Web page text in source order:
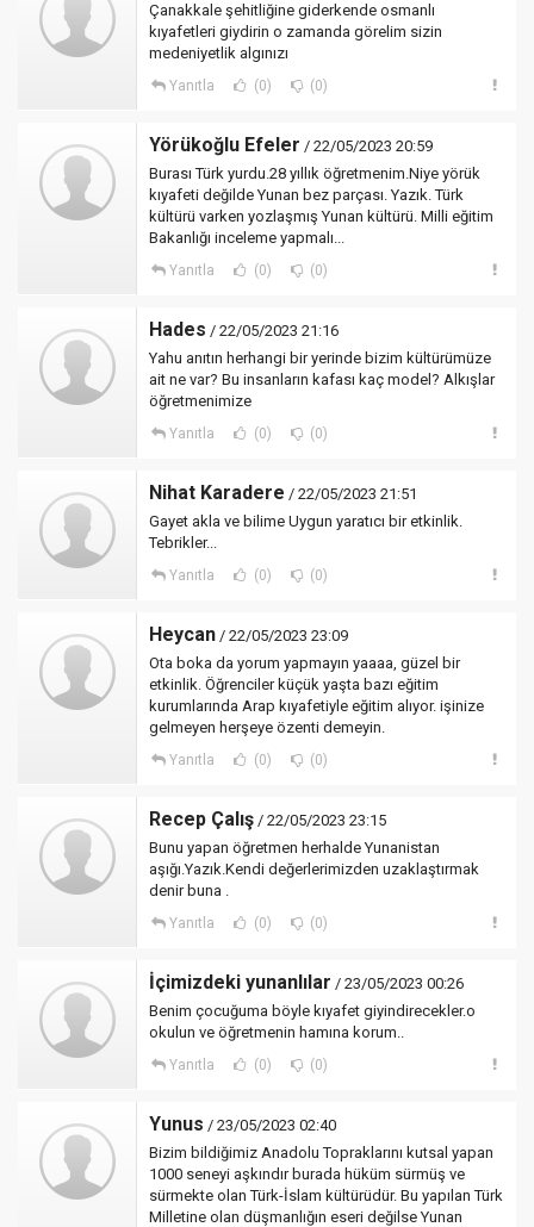
Çanakkale şehitliğine giderkende osmanlı
kıyafetleri giydirin o zamanda görelim sizin
medeniyetlik algınızı
Yanıtla (0) (0)
Yörükoğlu Efeler / 22/05/2023 20:59
Burası Türk yurdu.28 yıllık öğretmenim.Niye yörük
kıyafeti değilde Yunan bez parçası. Yazık. Türk
kültürü varken yozlaşmış Yunan kültürü. Milli eğitim
Bakanlığı inceleme yapmalı...
Yanıtla (0) (0)
Hades / 22/05/2023 21:16
Yahu anıtın herhangi bir yerinde bizim kültürümüze
ait ne var? Bu insanların kafası kaç model? Alkışlar
öğretmenimize
Yanıtla (0) (0)
Nihat Karadere / 22/05/2023 21:51
Gayet akla ve bilime Uygun yaratıcı bir etkinlik.
Tebrikler...
Yanıtla (0) (0)
Heycan / 22/05/2023 23:09
Ota boka da yorum yapmayın yaaaa, güzel bir
etkinlik. Öğrenciler küçük yaşta bazı eğitim
kurumlarında Arap kıyafetiyle eğitim alıyor. işinize
gelmeyen herşeye özenti demeyin.
Yanıtla (0) (0)
Recep Çalış / 22/05/2023 23:15
Bunu yapan öğretmen herhalde Yunanistan
aşığı.Yazık.Kendi değerlerimizden uzaklaştırmak
denir buna .
Yanıtla (0) (0)
İçimizdeki yunanlılar / 23/05/2023 00:26
Benim çocuğuma böyle kıyafet giyindirecekler.o
okulun ve öğretmenin hamına korum..
Yanıtla (0) (0)
Yunus / 23/05/2023 02:40
Bizim bildiğimiz Anadolu Topraklarını kutsal yapan
1000 seneyi aşkındır burada hüküm sürmüş ve
sürmekte olan Türk-İslam kültürüdür. Bu yapılan Türk
Milletine olan düşmanlığın eseri değilse Yunan